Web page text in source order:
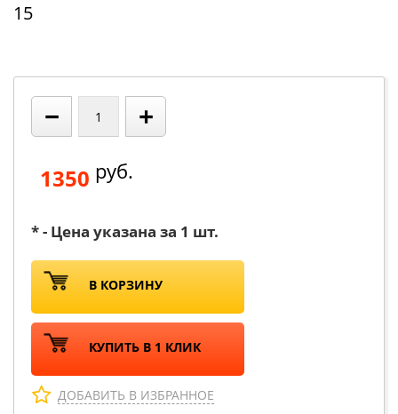
15
− +
1350 руб.
* - Цена указана за 1 шт.
В КОРЗИНУ
КУПИТЬ В 1 КЛИК
ДОБАВИТЬ В ИЗБРАННОЕ